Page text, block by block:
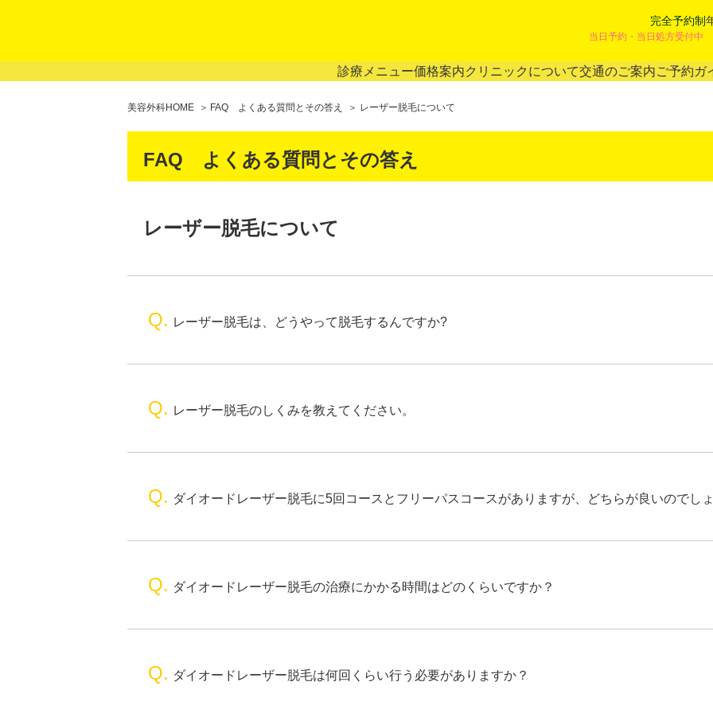
完全予約制
当日予約・当日処方受付中
診療メニュー価格案内クリニックについて交通のご案内ご予約ガ
美容外科HOME FAQ よくある質問とその答え レーザー脱毛について
FAQ よくある質問とその答え
レーザー脱毛について
Q. レーザー脱毛は、どうやって脱毛するんですか?
Q. レーザー脱毛のしくみを教えてください。
Q. ダイオードレーザー脱毛に5回コースとフリーパスコースがありますが、どちらが良いのでし
Q. ダイオードレーザー脱毛の治療にかかる時間はどのくらいですか？
Q. ダイオードレーザー脱毛は何回くらい行う必要がありますか？